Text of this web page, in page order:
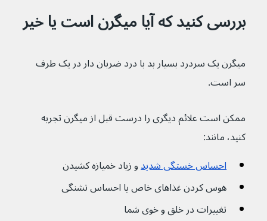
بررسی کنید که آیا میگرن است یا خیر
میگرن یک سردرد بسیار بد با درد ضربان دار در یک طرف
سر است.
ممکن است علائم دیگری را درست قبل از میگرن تجربه
کنید، مانند:
احساس خستگی شدید و زیاد خمیازه کشیدن
هوس کردن غذاهای خاص یا احساس تشنگی
تغییرات در خلق و خوی شما